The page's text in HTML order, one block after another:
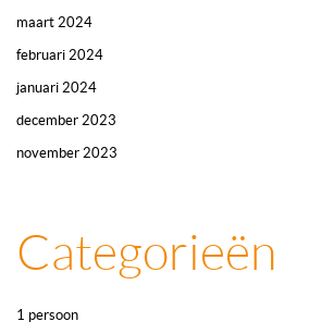
maart 2024
februari 2024
januari 2024
december 2023
november 2023
Categorieën
1 persoon